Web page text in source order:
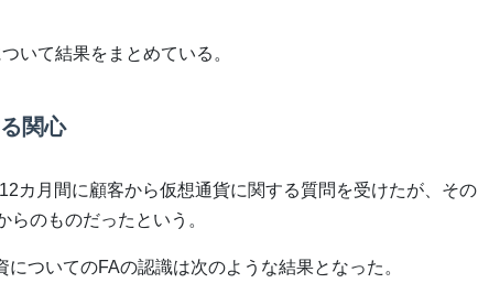
いて結果をまとめている。
関心
カ月間に顧客から仮想通貨に関する質問を受けたが、その
のものだったという。
ついてのFAの認識は次のような結果となった。